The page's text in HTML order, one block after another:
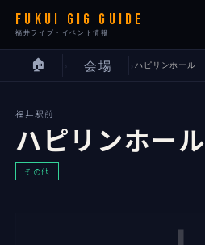
FUKUI GIG GUIDE
福井ライブ・イベント情報
ライブ
カレンダー
会場
🏠 会場 ›ハピリンホール
福井駅前
ハピリンホール
その他